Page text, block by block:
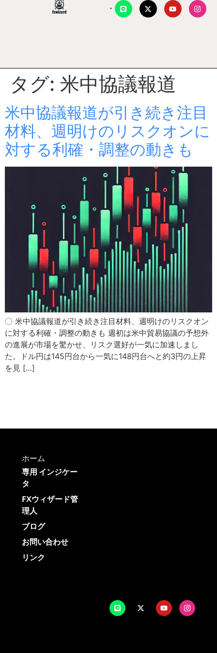
タグ: 米中協議報道
米中協議報道が引き続き注目
材料、週明けのリスクオンに
対する利確・調整の動きも
〇 米中協議報道が引き続き注目材料、週明けのリスクオン
に対する利確・調整の動きも 週初は米中貿易協議の予想外
の進展が市場を驚かせ、リスク選好が一気に加速しまし
た。ドル円は145円台から一気に148円台へと約3円の上昇
を見 […]
ホーム
専用 インジケー
タ
FXウィザード管
理人
ブログ
お問い合わせ
リンク